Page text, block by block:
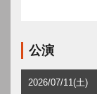
公演
2026/07/11(土)